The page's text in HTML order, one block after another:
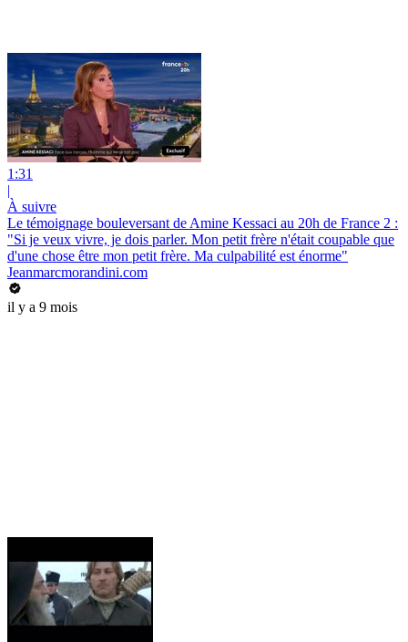
1:31
|
À suivre
Le témoignage bouleversant de Amine Kessaci au 20h de France 2 :
"Si je veux vivre, je dois parler. Mon petit frère n'était coupable que
d'une chose être mon petit frère. Ma culpabilité est énorme"
Jeanmarcmorandini.com
il y a 9 mois